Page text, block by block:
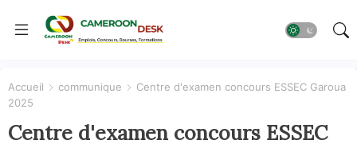
Accueil communique
Centre d'examen concours ESSEC Garoua
2025
Centre d'examen concours ESSEC